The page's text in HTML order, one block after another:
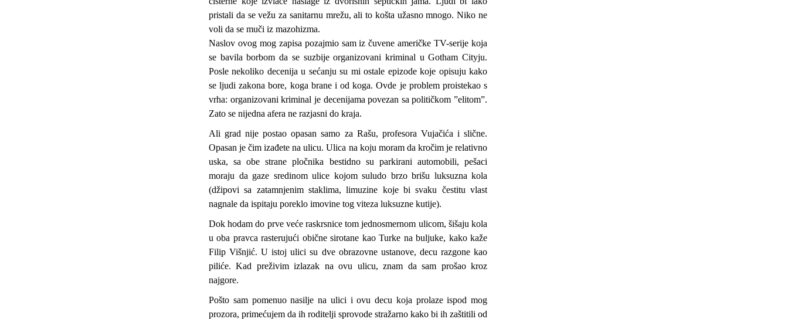
pristali da se vežu za sanitarnu mrežu, ali to košta užasno mnogo. Niko ne
voli da se muči iz mazohizma.
Naslov ovog mog zapisa pozajmio sam iz čuvene američke TV-serije koja
se bavila borbom da se suzbije organizovani kriminal u Gotham Cityju.
Posle nekoliko decenija u sećanju su mi ostale epizode koje opisuju kako
se ljudi zakona bore, koga brane i od koga. Ovde je problem proistekao s
vrha: organizovani kriminal je decenijama povezan sa političkom ”elitom”.
Zato se nijedna afera ne razjasni do kraja.
Ali grad nije postao opasan samo za Rašu, profesora Vujačića i slične.
Opasan je čim izađete na ulicu. Ulica na koju moram da kročim je relativno
uska, sa obe strane pločnika bestidno su parkirani automobili, pešaci
moraju da gaze sredinom ulice kojom suludo brzo brišu luksuzna kola
(džipovi sa zatamnjenim staklima, limuzine koje bi svaku čestitu vlast
nagnale da ispitaju poreklo imovine tog viteza luksuzne kutije).
Dok hodam do prve veće raskrsnice tom jednosmernom ulicom, šišaju kola
u oba pravca rasterujući obične sirotane kao Turke na buljuke, kako kaže
Filip Višnjić. U istoj ulici su dve obrazovne ustanove, decu razgone kao
piliće. Kad preživim izlazak na ovu ulicu, znam da sam prošao kroz
najgore.
Pošto sam pomenuo nasilje na ulici i ovu decu koja prolaze ispod mog
prozora, primećujem da ih roditelji sprovode stražarno kako bi ih zaštitili od